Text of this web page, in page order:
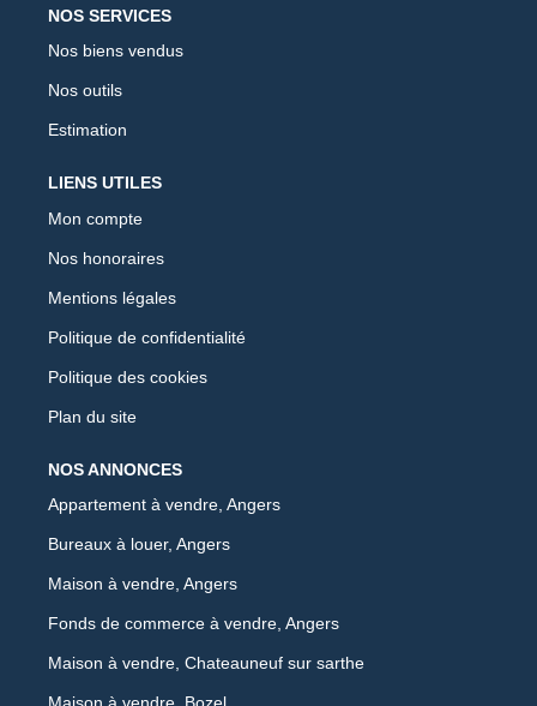
NOS SERVICES
Nos biens vendus
Nos outils
Estimation
LIENS UTILES
Mon compte
Nos honoraires
Mentions légales
Politique de confidentialité
Politique des cookies
Plan du site
NOS ANNONCES
Appartement à vendre, Angers
Bureaux à louer, Angers
Maison à vendre, Angers
Fonds de commerce à vendre, Angers
Maison à vendre, Chateauneuf sur sarthe